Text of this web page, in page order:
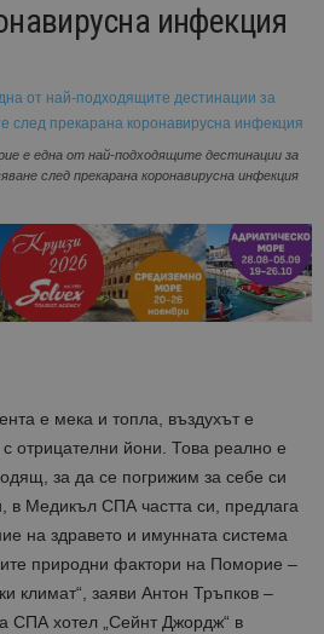
инфекция
е една от най-подходящите дестинации за
след прекарана коронавирусна инфекция
е мека и топла, въздухът е
с отрицателни йони. Това реално е
за да се погрижим за себе си
в Медикъл СПА частта си, предлага
на здравето и имунната система
природни фактори на Поморие –
климат“, заяви Антон Тръпков –
СПА хотел „Сейнт Джордж“ в